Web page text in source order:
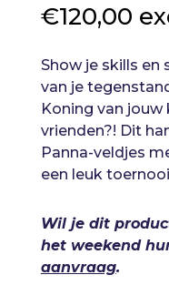
€120,00
Show je skills en
van je
Koning van jouw
vrienden?! Dit
Panna-veldjes
een leuk
Wil je dit
het weekend
aanvraag.